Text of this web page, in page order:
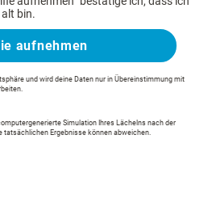
bin.
aufnehmen
und wird deine Daten nur in Übereinstimmung mit
Simulation Ihres Lächelns nach der
tatsächlichen Ergebnisse können abweichen.